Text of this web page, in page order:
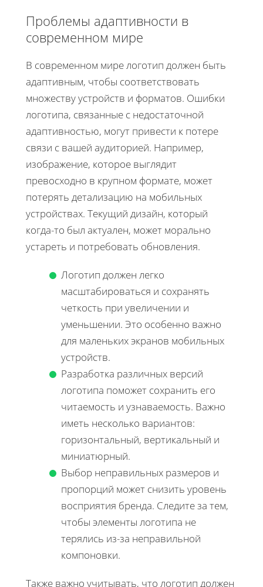
Проблемы адаптивности в
современном мире
В современном мире логотип должен быть
адаптивным, чтобы соответствовать
множеству устройств и форматов. Ошибки
логотипа, связанные с недостаточной
адаптивностью, могут привести к потере
связи с вашей аудиторией. Например,
изображение, которое выглядит
превосходно в крупном формате, может
потерять детализацию на мобильных
устройствах. Текущий дизайн, который
когда-то был актуален, может морально
устареть и потребовать обновления.
Логотип должен легко
масштабироваться и сохранять
четкость при увеличении и
уменьшении. Это особенно важно
для маленьких экранов мобильных
устройств.
Разработка различных версий
логотипа поможет сохранить его
читаемость и узнаваемость. Важно
иметь несколько вариантов:
горизонтальный, вертикальный и
миниатюрный.
Выбор неправильных размеров и
пропорций может снизить уровень
восприятия бренда. Следите за тем,
чтобы элементы логотипа не
терялись из-за неправильной
компоновки.
Также важно учитывать, что логотип должен